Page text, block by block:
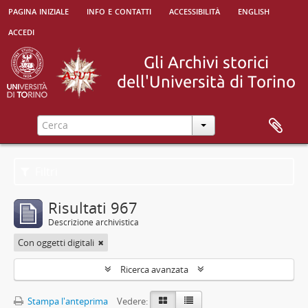
pagina iniziale info e contatti accessibilità
english
accedi
Risultati 967
Descrizione archivistica
Con oggetti digitali
Ricerca avanzata
Stampa l'anteprima
Vedere: